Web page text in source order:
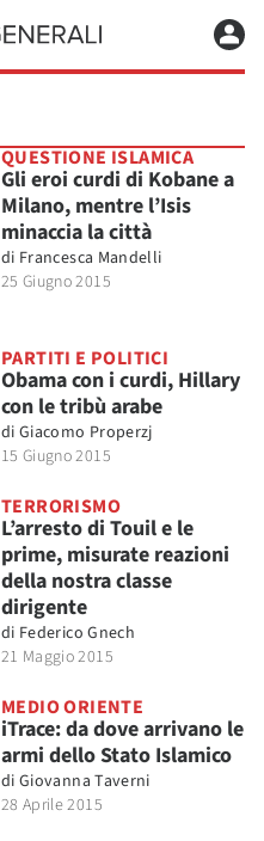
QUESTIONE ISLAMICA
Gli eroi curdi di Kobane a
Milano, mentre l’Isis
minaccia la città
di Francesca Mandelli
25 Giugno 2015
PARTITI E POLITICI
Obama con i curdi, Hillary
con le tribù arabe
di Giacomo Properzj
15 Giugno 2015
TERRORISMO
L’arresto di Touil e le
prime, misurate reazioni
della nostra classe
dirigente
di Federico Gnech
21 Maggio 2015
MEDIO ORIENTE
iTrace: da dove arrivano le
armi dello Stato Islamico
di Giovanna Taverni
28 Aprile 2015